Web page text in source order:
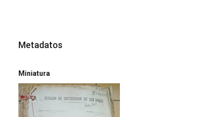
Metadatos
Miniatura